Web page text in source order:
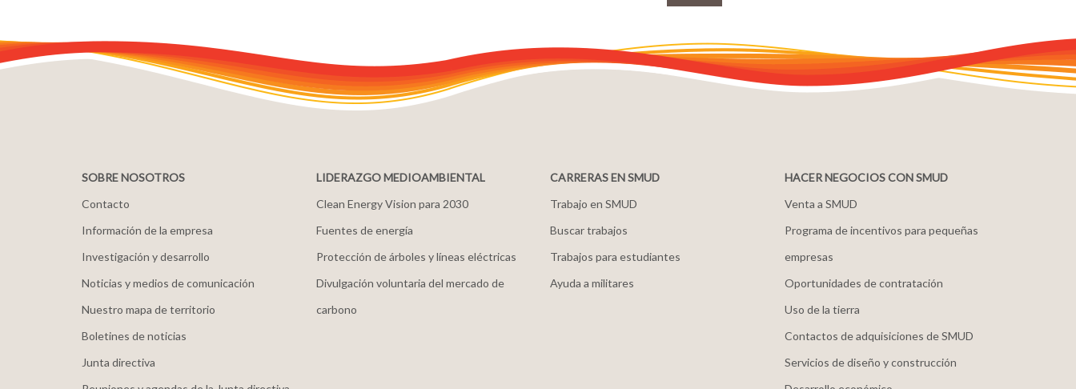
SOBRE NOSOTROS
Contacto
Información de la empresa
Investigación y desarrollo
Noticias y medios de comunicación
Nuestro mapa de territorio
Boletines de noticias
Junta directiva
LIDERAZGO MEDIOAMBIENTAL
Clean Energy Vision para 2030
Fuentes de energía
Protección de árboles y líneas eléctricas
Divulgación voluntaria del mercado de
carbono
CARRERAS EN SMUD
Trabajo en SMUD
Buscar trabajos
Trabajos para estudiantes
Ayuda a militares
HACER NEGOCIOS CON SMUD
Venta a SMUD
Programa de incentivos para pequeñas
empresas
Oportunidades de contratación
Uso de la tierra
Contactos de adquisiciones de SMUD
Servicios de diseño y construcción